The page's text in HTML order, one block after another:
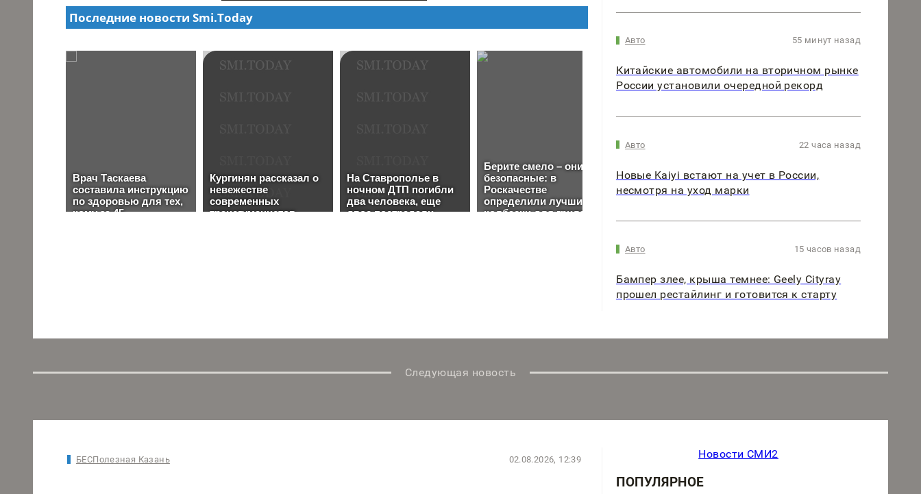
Авто 55 минут назад
Китайские автомобили на вторичном рынке
России установили очередной рекорд
Авто 22 часа назад
Новые Kaiyi встают на учет в России,
несмотря на уход марки
Авто 15 часов назад
Бампер злее, крыша темнее: Geely Cityray
прошел рестайлинг и готовится к старту
Следующая новость
БЕСПолезная Казань 02.08.2026, 12:39 Новости СМИ2
ПОПУЛЯРНОЕ